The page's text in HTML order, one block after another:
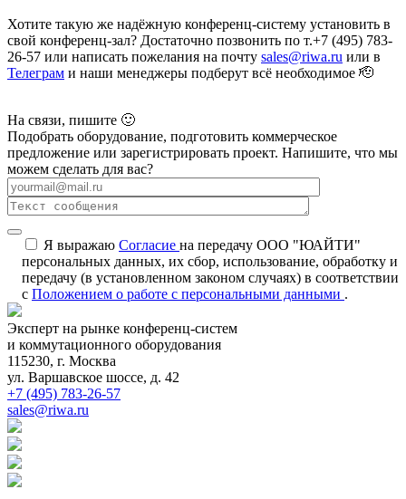
Хотите такую же надёжную конференц-систему установить в
свой конференц-зал? Достаточно позвонить по т.+7 (495) 783-
26-57 или написать пожелания на почту sales@riwa.ru или в
Телеграм и наши менеджеры подберут всё необходимое 🫡
На связи, пишите 🙂
Подобрать оборудование, подготовить коммерческое
предложение или зарегистрировать проект. Напишите, что мы
можем сделать для вас?
Я выражаю Согласие на передачу ООО "ЮАЙТИ"
персональных данных, их сбор, использование, обработку и
передачу (в установленном законом случаях) в соответствии
с Положением о работе с персональными данными .
Эксперт на рынке конференц-систем
и коммутационного оборудования
115230, г. Москва
ул. Варшавское шоссе, д. 42
+7 (495) 783-26-57
sales@riwa.ru